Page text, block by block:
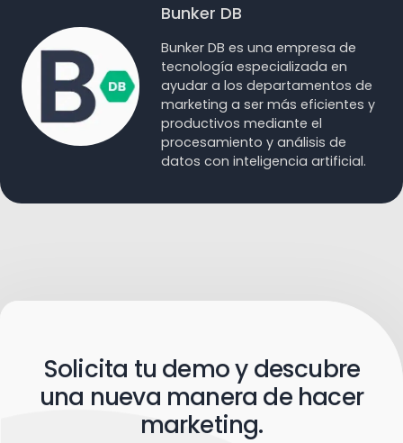
Bunker DB
Bunker DB es una empresa de
tecnología especializada en
ayudar a los departamentos de
marketing a ser más eficientes y
productivos mediante el
procesamiento y análisis de
datos con inteligencia artificial.
Solicita tu demo y descubre
una nueva manera de hacer
marketing.